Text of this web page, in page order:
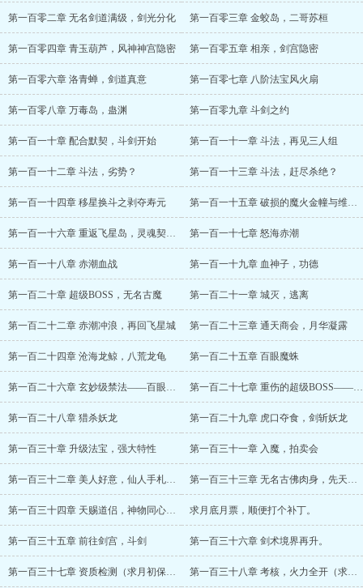
第一百零二章 无名剑道满级，剑光分化 第一百零三章 金蛟岛，二哥苏桓
第一百零四章 青玉葫芦，风神神宫隐密 第一百零五章 相亲，剑宫隐密
第一百零六章 洛青蝉，剑道真意 第一百零七章 八阶法宝风火扇
第一百零八章 万毒岛，蛊渊 第一百零九章 斗剑之约
第一百一十章 配合默契，斗剑开始 第一百一十一章 斗法，再见三人组
第一百一十二章 斗法，劣势？ 第一百一十三章 斗法，赶尽杀绝？
第一百一十四章 移星换斗之剥夺寿元 第一百一十五章 破损的魔火金幢与维修方法
第一百一十六章 重返飞星岛，灵魂契合的伙伴 第一百一十七章 怒海赤潮
第一百一十八章 赤潮血战 第一百一十九章 血神子，功德
第一百二十章 超级BOSS，无名古魔 第一百二十一章 城灭，逃离
第一百二十二章 赤潮冲浪，再回飞星城 第一百二十三章 通天商会，月华凝露
第一百二十四章 沧海龙鲸，八荒龙龟 第一百二十五章 百眼魔蛛
第一百二十六章 玄妙级禁法——百眼神光 第一百二十七章 重伤的超级BOSS——妖龙
第一百二十八章 猎杀妖龙 第一百二十九章 虎口夺食，剑斩妖龙
第一百三十章 升级法宝，强大特性 第一百三十一章 入魔，拍卖会
第一百三十二章 美人好意，仙人手札到手 第一百三十三章 无名古佛肉身，先天水之元灵化形
第一百三十四章 天赐道侣，神物同心结（求月票） 求月底月票，顺便打个补丁。
第一百三十五章 前往剑宫，斗剑 第一百三十六章 剑术境界再升。
第一百三十七章 资质检测（求月初保底月票） 第一百三十八章 考核，火力全开（求月票）